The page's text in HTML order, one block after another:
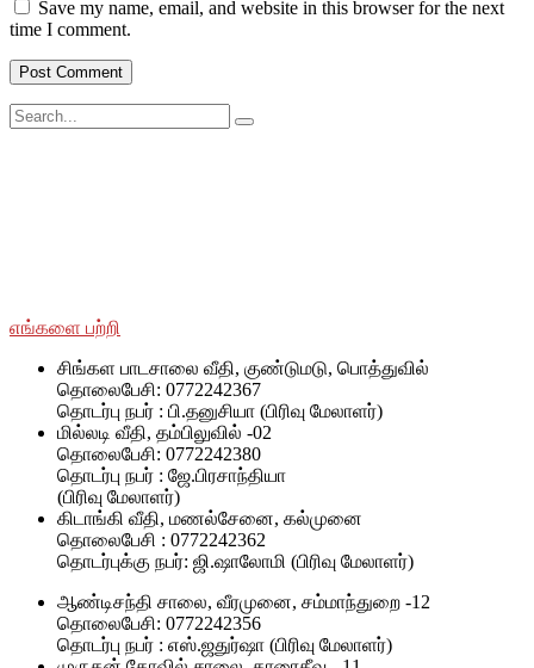
Save my name, email, and website in this browser for the next
time I comment.
எங்களை பற்றி
சிங்கள பாடசாலை வீதி, குண்டுமடு, பொத்துவில்
தொலைபேசி: 0772242367
தொடர்பு நபர் : பி.தனுசியா (பிரிவு மேலாளர்)
மில்லடி வீதி, தம்பிலுவில் -02
தொலைபேசி: 0772242380
தொடர்பு நபர் : ஜே.பிரசாந்தியா
(பிரிவு மேலாளர்)
கிடாங்கி வீதி, மணல்சேனை, கல்முனை
தொலைபேசி : 0772242362
தொடர்புக்கு நபர்: ஜி.ஷாலோமி (பிரிவு மேலாளர்)
ஆண்டிசந்தி சாலை, வீரமுனை, சம்மாந்துறை -12
தொலைபேசி: 0772242356
தொடர்பு நபர் : எஸ்.ஜதுர்ஷா (பிரிவு மேலாளர்)